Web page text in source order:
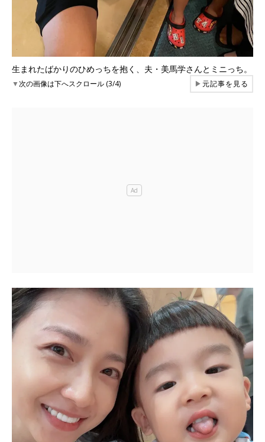
生まれたばかりのひめっちを抱く、夫・美馬学さんとミニっち。
▼次の画像は下へスクロール (3/4) ▶元記事を見る